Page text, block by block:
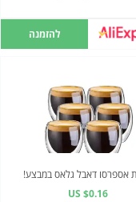
להזמנה
אספרסו דאבל גלאס במבצע!
US $0.16